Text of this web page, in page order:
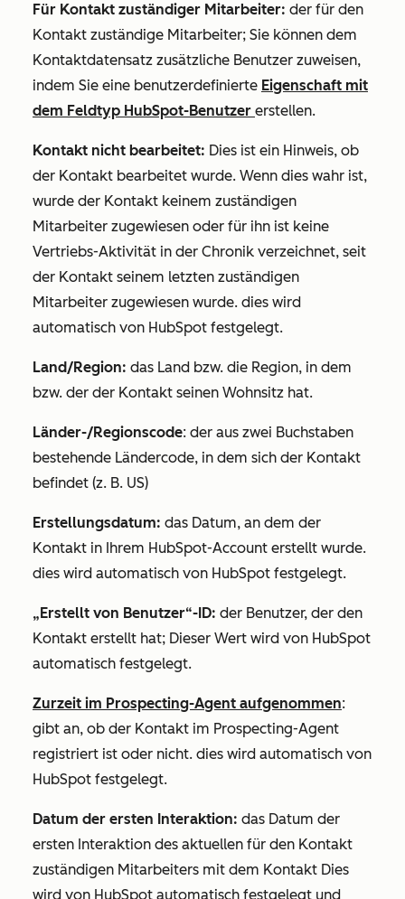
Für Kontakt zuständiger Mitarbeiter: der für den
Kontakt zuständige Mitarbeiter; Sie können dem
Kontaktdatensatz zusätzliche Benutzer zuweisen,
indem Sie eine benutzerdefinierte Eigenschaft mit
dem Feldtyp HubSpot-Benutzer erstellen.
Kontakt nicht bearbeitet: Dies ist ein Hinweis, ob
der Kontakt bearbeitet wurde. Wenn dies wahr ist,
wurde der Kontakt keinem zuständigen
Mitarbeiter zugewiesen oder für ihn ist keine
Vertriebs-Aktivität in der Chronik verzeichnet, seit
der Kontakt seinem letzten zuständigen
Mitarbeiter zugewiesen wurde. dies wird
automatisch von HubSpot festgelegt.
Land/Region: das Land bzw. die Region, in dem
bzw. der der Kontakt seinen Wohnsitz hat.
Länder-/Regionscode: der aus zwei Buchstaben
bestehende Ländercode, in dem sich der Kontakt
befindet (z. B. US)
Erstellungsdatum: das Datum, an dem der
Kontakt in Ihrem HubSpot-Account erstellt wurde.
dies wird automatisch von HubSpot festgelegt.
„Erstellt von Benutzer“-ID: der Benutzer, der den
Kontakt erstellt hat; Dieser Wert wird von HubSpot
automatisch festgelegt.
Zurzeit im Prospecting-Agent aufgenommen:
gibt an, ob der Kontakt im Prospecting-Agent
registriert ist oder nicht. dies wird automatisch von
HubSpot festgelegt.
Datum der ersten Interaktion: das Datum der
ersten Interaktion des aktuellen für den Kontakt
zuständigen Mitarbeiters mit dem Kontakt Dies
wird von HubSpot automatisch festgelegt und